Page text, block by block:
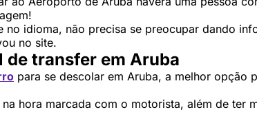
no idioma, não precisa se preocupar dando
no site.
de transfer em Aruba
para se descolar em Aruba, a melhor opção
hora marcada com o motorista, além de ter